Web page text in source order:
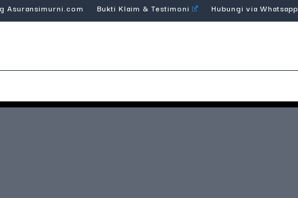
Asuransimurni.com Bukti Klaim & Testimoni Hubungi via Whatsapp